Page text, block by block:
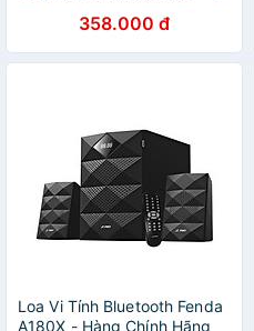
358.000 đ
Loa Vi Tính Bluetooth Fenda
A180X - Hàng Chính Hãng